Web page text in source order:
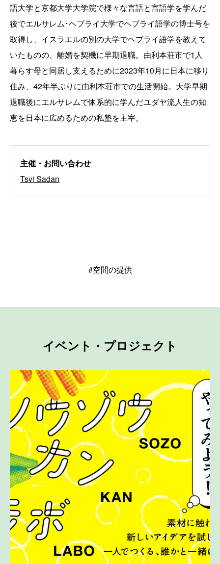
語大学と京都大学大学院で様々な言語と言語学を学んだ
後でエルサレム･ヘブライ大学でヘブライ語学の博士号を
取得し、イスラエルの別の大学でヘブライ語学を教えて
いたものの、離婚を契機に早期退職。由利本荘市で1人
暮らす母と同居し支えるために2023年10月に日本に移り
住み、42年半ぶりに由利本荘市での生活開始。大学早期
退職後にエルサレムで体系的に学んだユダヤ流人生の知
恵を日本に広めるための私塾を主宰。
主催 ・お問い合わせ
Tsvi Sadan
#空間の提供
イベント・プロジェクト